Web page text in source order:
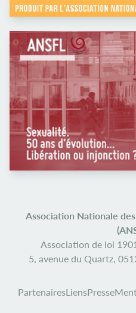
Association Nationale
Association de loi
5, avenue du Quartz,
PartenairesLiensPresse